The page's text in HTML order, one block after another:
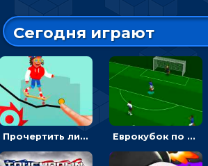
Сегодня играют
Прочертить линию, чтобы проехать на скейте, через преграды к финишу - для мальчиков Еврокубок по футболу 2021 в 3D: пасуй мяч и бей по воротам соперника